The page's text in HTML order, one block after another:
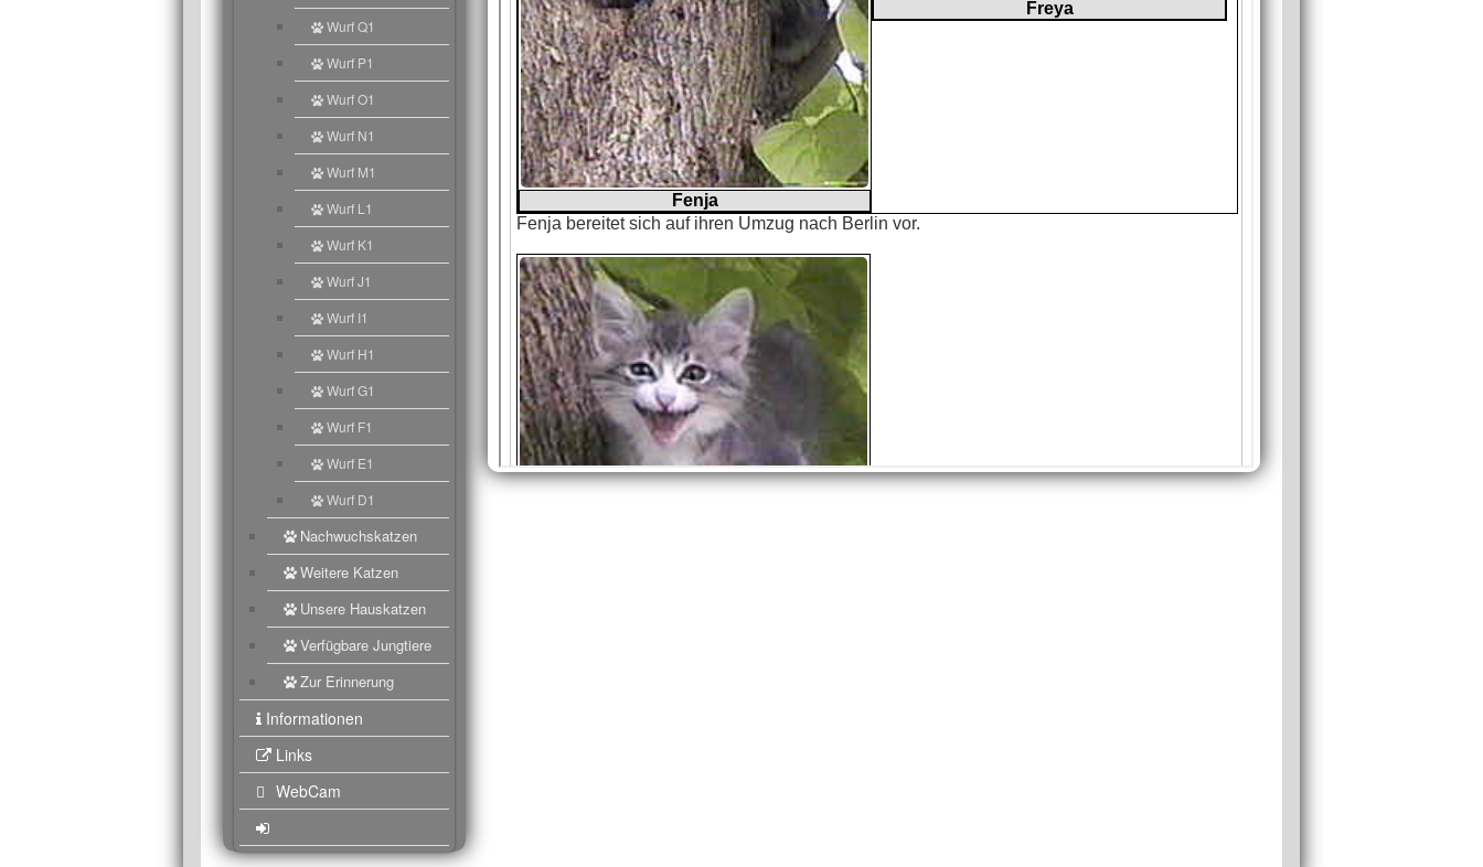
Wurf Q1
Wurf P1
Wurf O1
Wurf N1
Wurf M1
Wurf L1
Wurf K1
Wurf J1
Wurf I1
Wurf H1
Wurf G1
Wurf F1
Wurf E1
Wurf D1
Nachwuchskatzen
Weitere Katzen
Unsere Hauskatzen
Verfügbare Jungtiere
Zur Erinnerung
Informationen
Links
WebCam